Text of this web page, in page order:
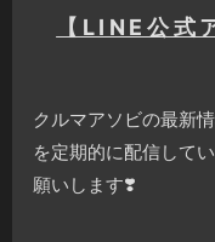
【LINE公式
クルマアソビの最新
を定期的に配信して
願いします❣️